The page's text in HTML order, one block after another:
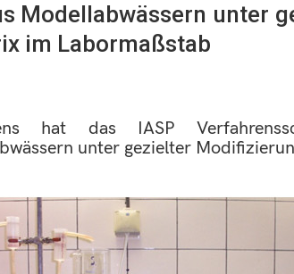
Modellabwässern unter
im Labormaßstab
hat das IASP
unter gezielter